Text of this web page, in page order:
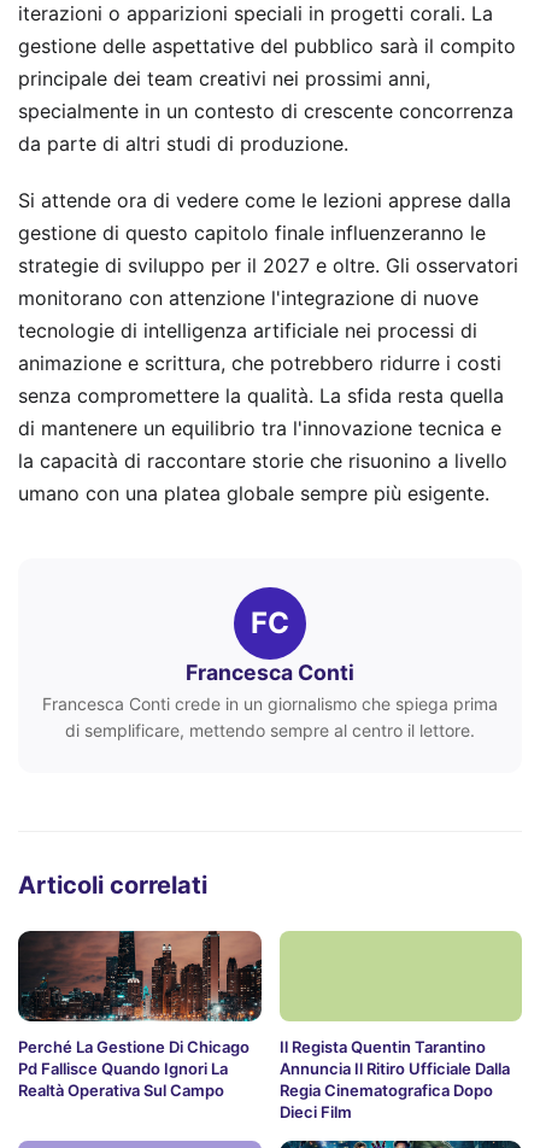
iterazioni o apparizioni speciali in progetti corali. La
gestione delle aspettative del pubblico sarà il compito
principale dei team creativi nei prossimi anni,
specialmente in un contesto di crescente concorrenza
da parte di altri studi di produzione.
Si attende ora di vedere come le lezioni apprese dalla
gestione di questo capitolo finale influenzeranno le
strategie di sviluppo per il 2027 e oltre. Gli osservatori
monitorano con attenzione l'integrazione di nuove
tecnologie di intelligenza artificiale nei processi di
animazione e scrittura, che potrebbero ridurre i costi
senza compromettere la qualità. La sfida resta quella
di mantenere un equilibrio tra l'innovazione tecnica e
la capacità di raccontare storie che risuonino a livello
umano con una platea globale sempre più esigente.
FC
Francesca Conti
Francesca Conti crede in un giornalismo che spiega prima
di semplificare, mettendo sempre al centro il lettore.
Articoli correlati
Perché La Gestione Di Chicago
Pd Fallisce Quando Ignori La
Realtà Operativa Sul Campo
Il Regista Quentin Tarantino
Annuncia Il Ritiro Ufficiale Dalla
Regia Cinematografica Dopo
Dieci Film